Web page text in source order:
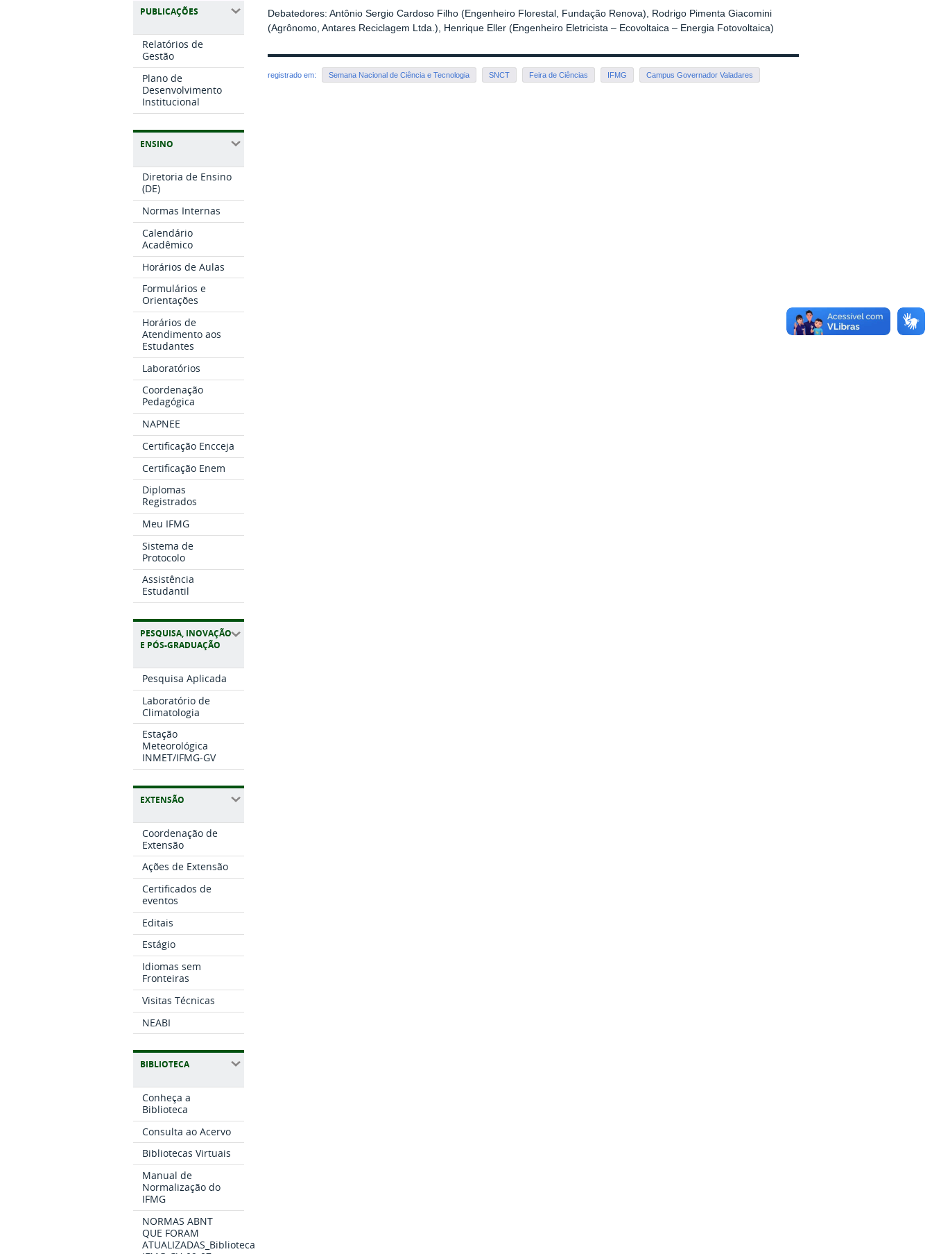
PUBLICAÇÕES
Relatórios de
Gestão
Plano de
Desenvolvimento
Institucional
ENSINO
Diretoria de Ensino
(DE)
Normas Internas
Calendário
Acadêmico
Horários de Aulas
Formulários e
Orientações
Horários de
Atendimento aos
Estudantes
Laboratórios
Coordenação
Pedagógica
NAPNEE
Certificação Encceja
Certificação Enem
Diplomas
Registrados
Meu IFMG
Sistema de
Protocolo
Assistência
Estudantil
PESQUISA, INOVAÇÃO
E PÓS-GRADUAÇÃO
Pesquisa Aplicada
Laboratório de
Climatologia
Estação
Meteorológica
INMET/IFMG-GV
EXTENSÃO
Coordenação de
Extensão
Ações de Extensão
Certificados de
eventos
Editais
Estágio
Idiomas sem
Fronteiras
Visitas Técnicas
NEABI
BIBLIOTECA
Conheça a
Biblioteca
Consulta ao Acervo
Bibliotecas Virtuais
Manual de
Normalização do
IFMG
NORMAS ABNT
QUE FORAM
ATUALIZADAS_Biblioteca
Debatedores: Antônio Sergio Cardoso Filho (Engenheiro Florestal, Fundação Renova), Rodrigo Pimenta Giacomini
(Agrônomo, Antares Reciclagem Ltda.), Henrique Eller (Engenheiro Eletricista – Ecovoltaica – Energia Fotovoltaica)
registrado em: Semana Nacional de Ciência e Tecnologia SNCT Feira de Ciências IFMG Campus Governador Valadares